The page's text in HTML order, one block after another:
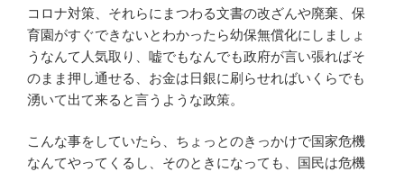
コロナ対策、それらにまつわる文書の改ざんや廃棄、保
育園がすぐできないとわかったら幼保無償化にしましょ
うなんて人気取り、嘘でもなんでも政府が言い張ればそ
のまま押し通せる、お金は日銀に刷らせればいくらでも
湧いて出て来ると言うような政策。
こんな事をしていたら、ちょっとのきっかけで国家危機
なんてやってくるし、そのときになっても、国民は危機